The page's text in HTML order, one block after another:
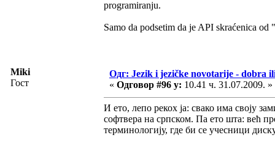
programiranju.
Samo da podsetim da je API skraćenica
Miki
Гост
Одг: Jezik i jezičke novotarije - dobra
« Одговор #96 у: 10.41 ч. 31.07.2009. »
И ето, лепо рекох ја: свако има своју
софтвера на српском. Па ето шта: већ
терминологију, где би се учесници